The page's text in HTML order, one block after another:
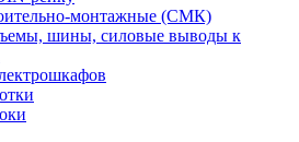
монтажные (СМК)
шины, силовые выводы к